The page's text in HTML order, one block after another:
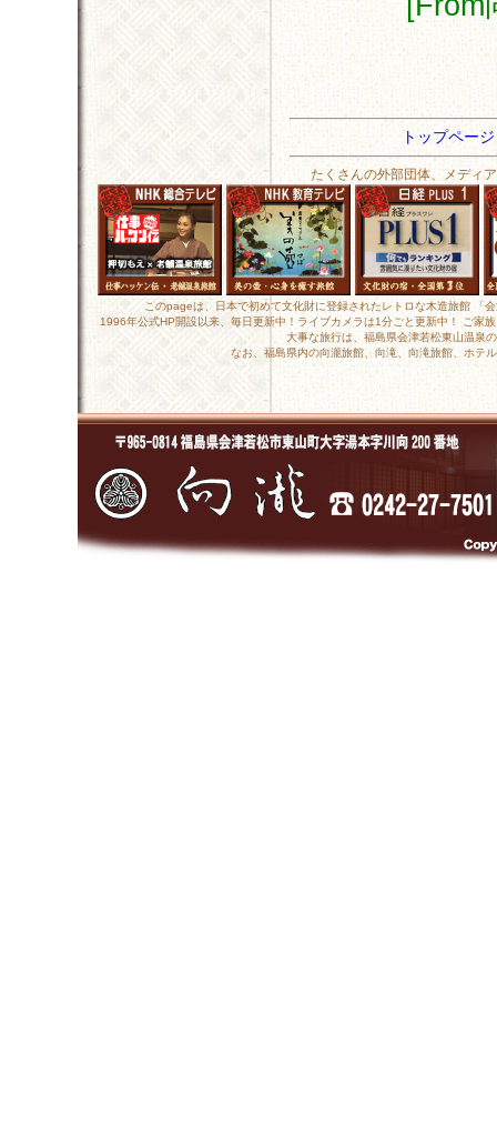
トップペー
たくさんの外部団体、メディ
このpageは、日本で初めて文化財に登録されたレトロな木造旅館
1996年公式HP開設以来、毎日更新中！ライブカメラは1分ごと更新中！ ご家
大事な旅行は、福島県会津若松東山温泉
なお、福島県内の向瀧旅館、向滝、向滝旅館、ホテ